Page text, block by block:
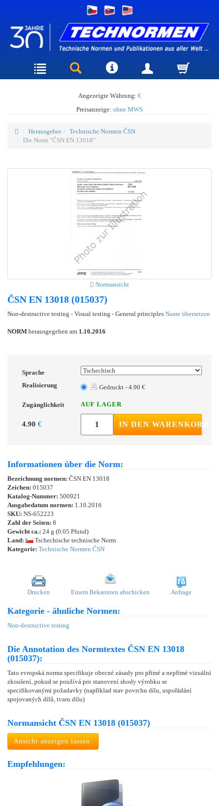
Angezeigte Währung: €
Preisanzeige: ohne MWS
Herausgeber
Technische Normen ČSN
Die Norm "ČSN EN 13018"
Normansicht
ČSN EN 13018 (015037)
Non-destructive testing - Visual testing - General principles Name übersetzen
NORM herausgegeben am 1.10.2016
Sprache
Realisierung
Gedruckt - 4.90 €
Zugänglichkeit AUF LAGER
4.90 € IN DEN WARENKORB
Informationen über die Norm:
Bezeichnung normen: ČSN EN 13018
Zeichen: 015037
Katalog-Nummer: 500921
Ausgabedatum normen: 1.10.2016
SKU: NS-652223
Zahl der Seiten: 8
Gewicht ca.: 24 g (0.05 Pfund)
Land:
Tschechische technische Norm
Kategorie: Technische Normen ČSN
Drucken Einem Bekannten abschicken Anfrage
Kategorie - ähnliche Normen:
Non-destructive testing
Die Annotation des Normtextes ČSN EN 13018
(015037):
Tato evropská norma specifikuje obecné zásady pro přímé a nepřímé vizuální
zkoušení, pokud se používá pro stanovení shody výrobku se
specifikovanými požadavky (například stav povrchu dílu, uspořádání
spojovaných dílů, tvaru dílu)
Normansicht ČSN EN 13018 (015037)
Ansicht anzeigen lassen.
Empfehlungen: